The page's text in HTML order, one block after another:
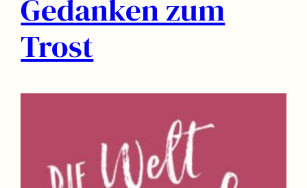
Gedanken zum
Trost